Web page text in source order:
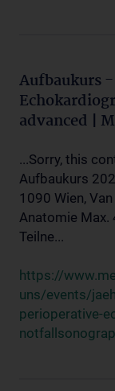
Aufbaukurs
advanced |
...Sorry, this
Aufbaukurs
1090 Wien,
Anatomie Max.
Teilne...
https://
uns/events/
perioperative-